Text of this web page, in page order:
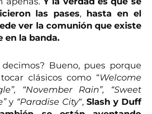
las pases, hasta en el
ver la comunión que existe
en la banda.
Bueno, pues porque
clásicos como “Welcome
“November Rain”, “Sweet
y “Paradise City“,Slash y Duff